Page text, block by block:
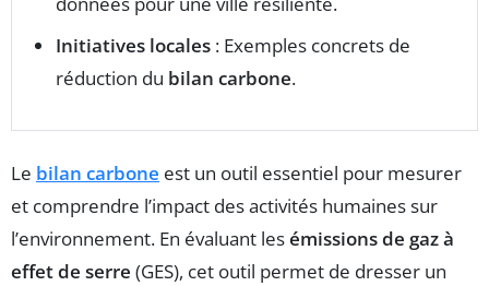
Initiatives locales : Exemples concrets de
réduction du bilan carbone.
Le bilan carbone est un outil essentiel pour mesurer
et comprendre l’impact des activités humaines sur
l’environnement. En évaluant lesémissions de gaz à
effet de serre (GES), cet outil permet de dresser un